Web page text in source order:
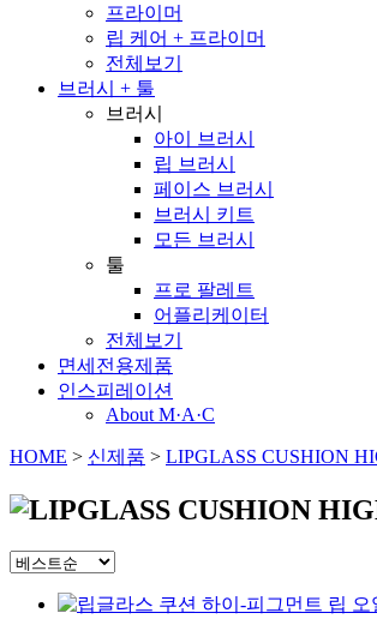
프라이머
립 케어 + 프라이머
전체보기
브러시 + 툴
브러시
아이 브러시
립 브러시
페이스 브러시
브러시 키트
모든 브러시
툴
프로 팔레트
어플리케이터
전체보기
면세전용제품
인스피레이션
About M·A·C
HOME > 신제품 > LIPGLASS CUSHION